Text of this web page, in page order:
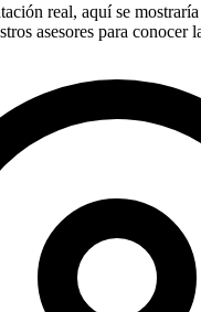
real, aquí se
asesores para conocer